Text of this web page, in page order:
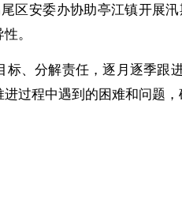
区安委办协助亭江镇开展
。
标、分解责任，逐月逐季跟
过程中遇到的困难和问题